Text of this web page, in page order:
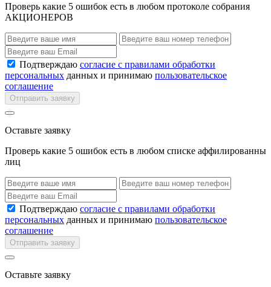
Проверь какие 5 ошибок есть в любом протоколе собрания
АКЦИОНЕРОВ
Подтверждаю согласие с правилами обработки
персональных данных и принимаю пользовательское
соглашение
Отправить заявку
Оставьте заявку
Проверь какие 5 ошибок есть в любом списке аффилированны
лиц
Подтверждаю согласие с правилами обработки
персональных данных и принимаю пользовательское
соглашение
Отправить заявку
Оставьте заявку